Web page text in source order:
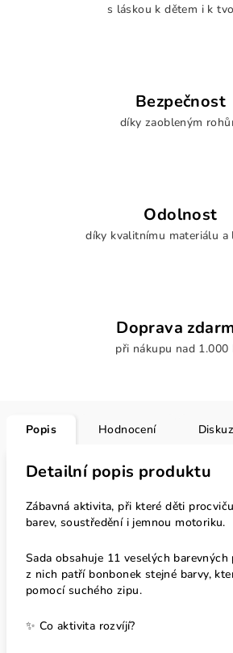
s láskou k dětem i k
Bezpečnost
díky zaobleným
Odolnost
díky kvalitnímu materiálu a
Doprava
při nákupu nad 1.000
Popis Hodnocení
Detailní popis produktu
Zábavná aktivita, při které děti
barev, soustředění i jemnou motoriku.
Sada obsahuje 11 veselých barevných
z nich patří bonbonek stejné barvy,
pomocí suchého zipu.
✨ Co aktivita rozvíjí?